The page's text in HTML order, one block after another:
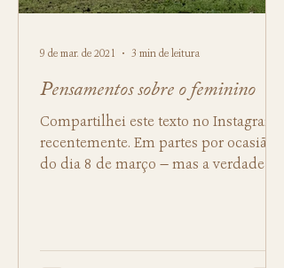
Pensamentos sobre o feminino
Compartilhei este texto no Instagram
recentemente. Em partes por ocasião
do dia 8 de março — mas a verdade é
9 de mar. de 2021 3 min de leitura